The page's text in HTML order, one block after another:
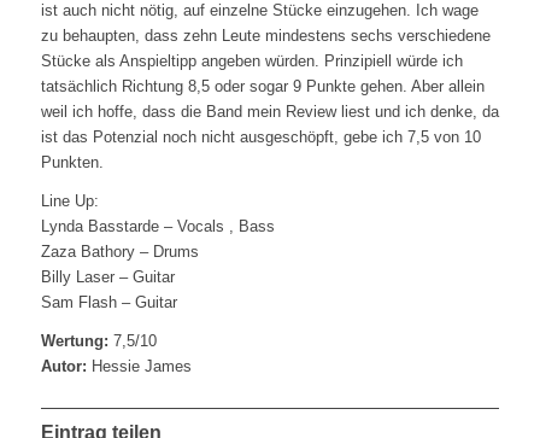
ist auch nicht nötig, auf einzelne Stücke einzugehen. Ich wage
zu behaupten, dass zehn Leute mindestens sechs verschiedene
Stücke als Anspieltipp angeben würden. Prinzipiell würde ich
tatsächlich Richtung 8,5 oder sogar 9 Punkte gehen. Aber allein
weil ich hoffe, dass die Band mein Review liest und ich denke, da
ist das Potenzial noch nicht ausgeschöpft, gebe ich 7,5 von 10
Punkten.
Line Up:
Lynda Basstarde – Vocals , Bass
Zaza Bathory – Drums
Billy Laser – Guitar
Sam Flash – Guitar
Wertung: 7,5/10
Autor: Hessie James
Eintrag teilen